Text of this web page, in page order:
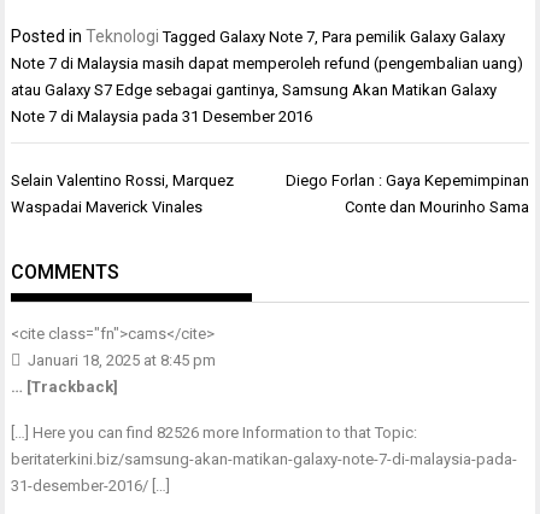
Posted inTeknologi TaggedGalaxy Note 7,Para pemilik Galaxy Galaxy
Note 7 di Malaysia masih dapat memperoleh refund (pengembalian uang)
atau Galaxy S7 Edge sebagai gantinya,Samsung Akan Matikan Galaxy
Note 7 di Malaysia pada 31 Desember 2016
Navigasi
pos
Selain Valentino Rossi, Marquez
Waspadai Maverick Vinales
Diego Forlan : Gaya Kepemimpinan
Conte dan Mourinho Sama
COMMENTS
<cite class="fn">cams</cite>
Januari 18, 2025 at 8:45 pm
… [Trackback]
[…] Here you can find 82526 more Information to that Topic:
beritaterkini.biz/samsung-akan-matikan-galaxy-note-7-di-malaysia-pada-
31-desember-2016/ […]